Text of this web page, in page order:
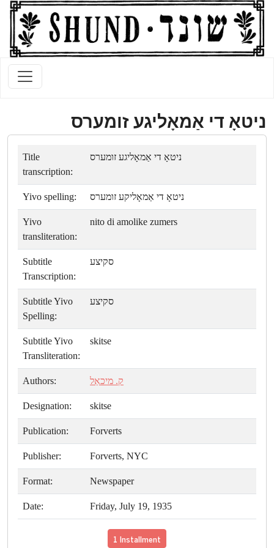
ניטאָ די אַמאָליגע זומערס
Title
transcription:
ניטאָ די אַמאָליגע זומערס
Yivo spelling: ניטאָ די אַמאָליקע זומערס
Yivo
transliteration:
nito di amolike zumers
Subtitle
Transcription:
סקיצע
Subtitle Yivo
Spelling:
סקיצע
Subtitle Yivo
Transliteration:
skitse
Authors: ק. מיכאַל
Designation: skitse
Publication: Forverts
Publisher: Forverts, NYC
Format: Newspaper
Date: Friday, July 19, 1935
1 Installment